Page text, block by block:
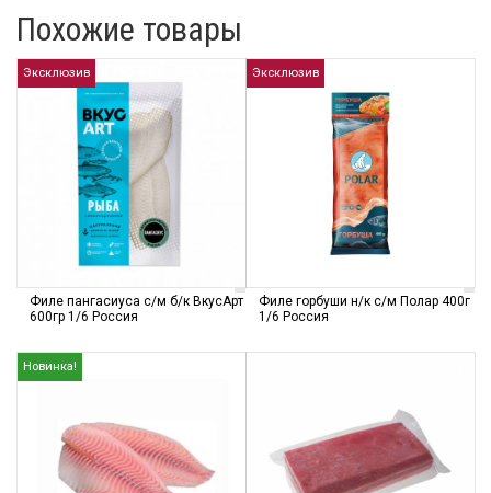
Похожие товары
Эксклюзив
Филе пангасиуса с/м б/к ВкусАрт
600гр 1/6 Россия
Эксклюзив
Филе горбуши н/к с/м Полар 400г
1/6 Россия
Новинка!